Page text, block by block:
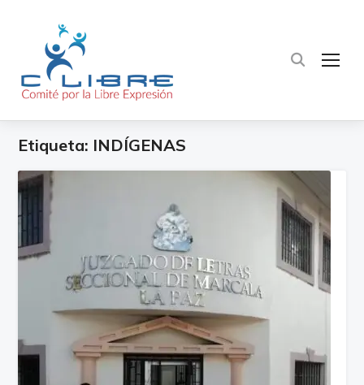
Etiqueta: INDÍGENAS